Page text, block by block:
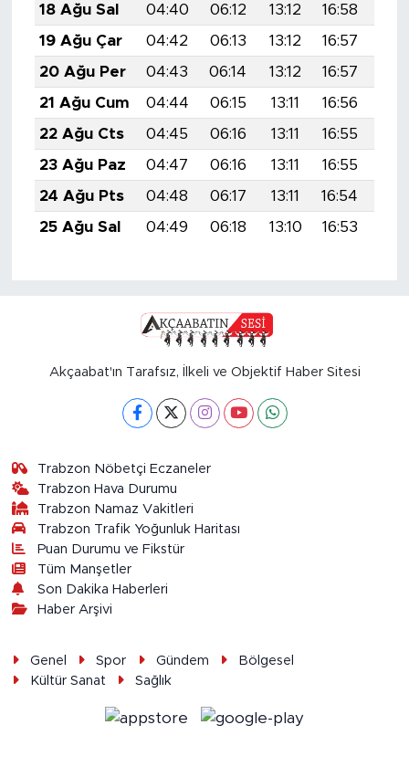
18 Ağu Sal
04:40 06:12 13:12 16:58
19 Ağu Çar
04:42 06:13 13:12 16:57
20 Ağu Per
04:43 06:14 13:12 16:57
21 Ağu Cum
04:44 06:15 13:11 16:56
22 Ağu Cts
04:45 06:16 13:11 16:55
23 Ağu Paz
04:47 06:16 13:11 16:55
24 Ağu Pts
04:48 06:17 13:11 16:54
25 Ağu Sal
04:49 06:18 13:10 16:53
Akçaabat'ın Tarafsız, İlkeli ve Objektif Haber Sitesi
Trabzon Nöbetçi Eczaneler
Trabzon Hava Durumu
Trabzon Namaz Vakitleri
Trabzon Trafik Yoğunluk Haritası
Puan Durumu ve Fikstür
Tüm Manşetler
Son Dakika Haberleri
Haber Arşivi
Genel Spor Gündem
Bölgesel
Kültür Sanat
Sağlık